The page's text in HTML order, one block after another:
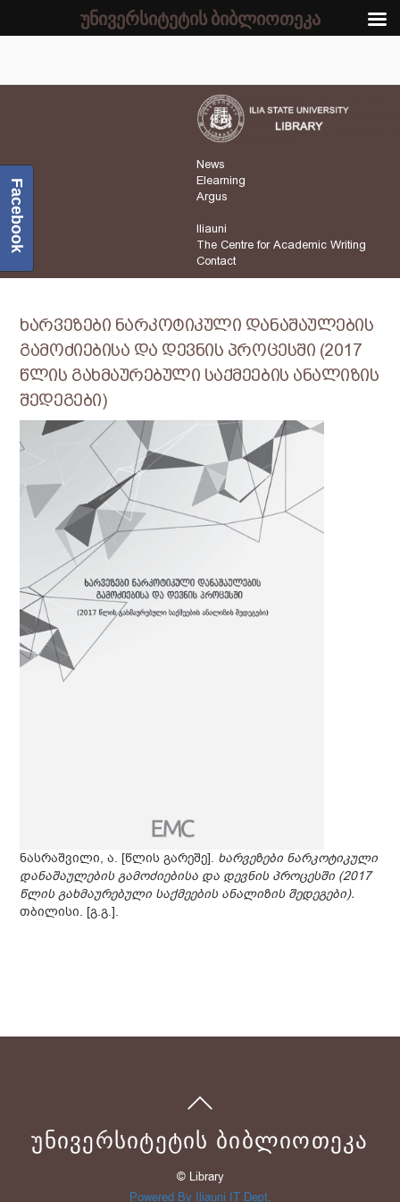
News
Elearning
Argus
Iliauni
The Centre for Academic Writing
Contact
ხარვეზები ნარკოტიკული დანაშაულების
გამოძიებისა და დევნის პროცესში (2017
წლის გახმაურებული საქმეების ანალიზის
შედეგები)
ნასრაშვილი, ა. [წლის გარეშე]. ხარვეზები ნარკოტიკული
დანაშაულების გამოძიებისა და დევნის პროცესში (2017
წლის გახმაურებული საქმეების ანალიზის შედეგები).
თბილისი. [გ.გ.].
ᲣᲜᲘᲕᲔᲠᲡᲘᲢᲔᲢᲘᲡ ᲑᲘᲑᲚᲘᲝᲗᲔᲙᲐ
© Library
Powered By Iliauni IT Dept.
Facebook
უნივერსიტეტის ბიბლიოთეკა